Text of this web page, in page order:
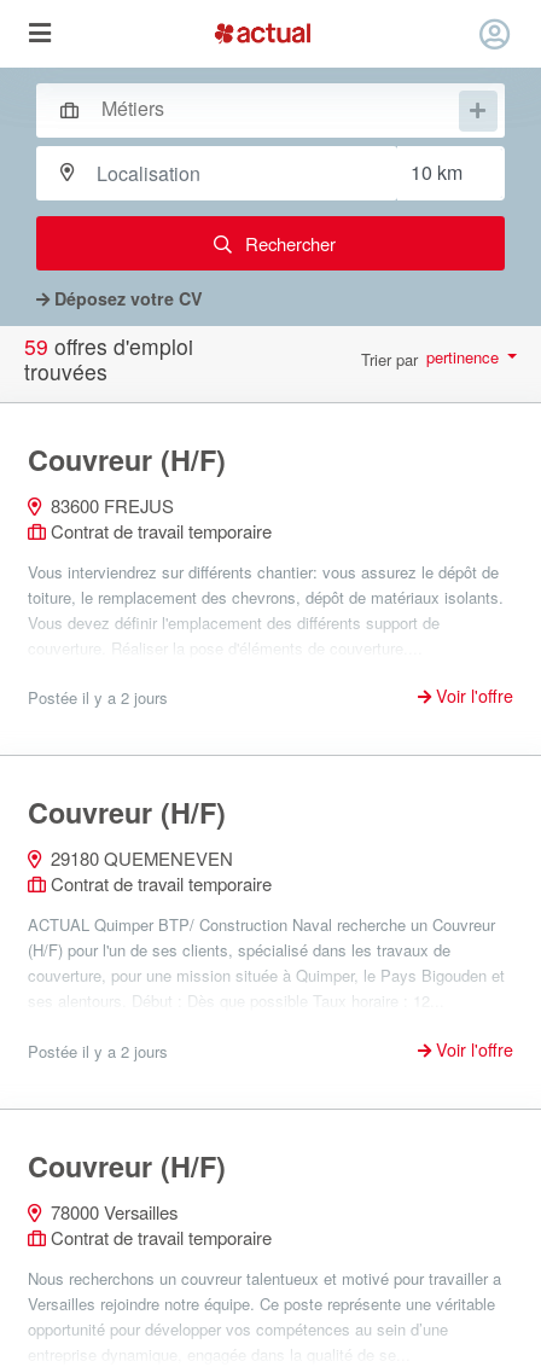
Rechercher
Déposez votre CV
59 offres d'emploi
trouvées
Trier par pertinence
Couvreur (H/F)
83600 FREJUS
Contrat de travail temporaire
Vous interviendrez sur différents chantier: vous assurez le dépôt de
toiture, le remplacement des chevrons, dépôt de matériaux isolants.
Vous devez définir l'emplacement des différents support de
couverture. Réaliser la pose d'éléments de couverture....
Postée il y a 2 jours Voir l'offre
Couvreur (H/F)
29180 QUEMENEVEN
Contrat de travail temporaire
ACTUAL Quimper BTP/ Construction Naval recherche un Couvreur
(H/F) pour l'un de ses clients, spécialisé dans les travaux de
couverture, pour une mission située à Quimper, le Pays Bigouden et
ses alentours. Début : Dès que possible Taux horaire : 12...
Postée il y a 2 jours Voir l'offre
Couvreur (H/F)
78000 Versailles
Contrat de travail temporaire
Nous recherchons un couvreur talentueux et motivé pour travailler a
Versailles rejoindre notre équipe. Ce poste représente une véritable
opportunité pour développer vos compétences au sein d’une
entreprise dynamique, engagée dans la qualité de se...